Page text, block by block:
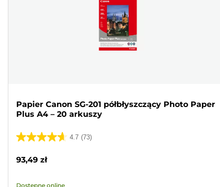
Papier Canon SG-201 półbłyszczący Photo Paper
Plus A4 – 20 arkuszy
4.7 (73)
4.7
5
93,49 zł
Dostępne online